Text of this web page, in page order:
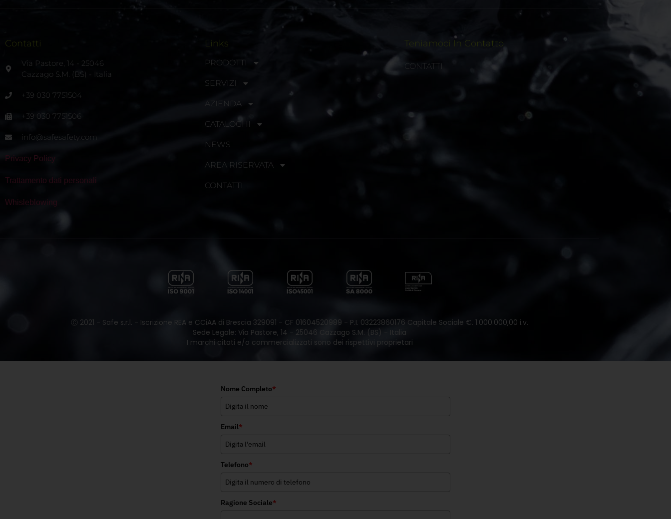
Contatti
Via Pastore, 14 - 25046
Cazzago S.M. (BS) - Italia
+39 030 7751504
+39 030 7751506
info@safesafety.com
Privacy Policy
Trattamento dati personali
Whisleblowing
Links
PRODOTTI
SERVIZI
AZIENDA
CATALOGHI
NEWS
AREA RISERVATA
CONTATTI
Teniamoci In Contatto
CONTATTI
Ⓒ 2021 - Safe s.r.l. - Iscrizione REA e CCiAA di Brescia 329091 - CF 01604520989 - P.I. 03223860176 Capitale Sociale €. 1.000.000,00 i.v.
Sede Legale: Via Pastore, 14 - 25046 Cazzago S.M. (BS) - Italia
I marchi citati e/o commercializzati sono dei rispettivi proprietari
Nome Completo*
Email*
Telefono*
Ragione Sociale*